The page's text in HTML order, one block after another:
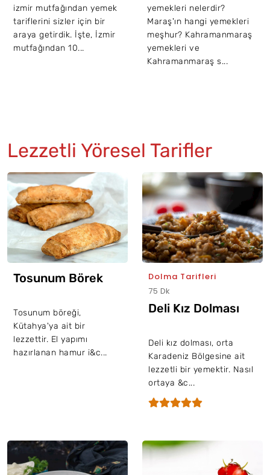
izmir mutfağından yemek
tariflerini sizler için bir
araya getirdik. İşte, İzmir
mutfağından 10...
15 Nefis Tarif
yemekleri nelerdir?
Maraş'ın hangi yemekleri
meşhur? Kahramanmaraş
yemekleri ve
Kahramanmaraş s...
Lezzetli Yöresel Tarifler
Tosunum Börek
Tosunum böreği,
Kütahya'ya ait bir
lezzettir. El yapımı
hazırlanan hamur i&c...
Dolma Tarifleri
75 Dk
Deli Kız Dolması
Deli kız dolması, orta
Karadeniz Bölgesine ait
lezzetli bir yemektir. Nasıl
ortaya &c...